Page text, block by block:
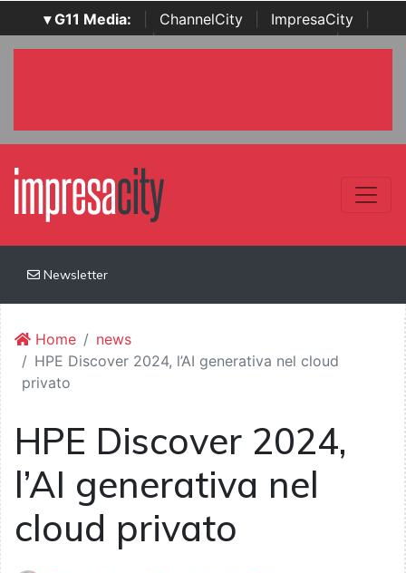
▾ G11 Media: ChannelCity ImpresaCity
SecurityOpenLab | Italian Channel Awards | Italian
Newsletter
Home
news
HPE Discover 2024, l’AI generativa nel cloud
privato
HPE Discover 2024,
l’AI generativa nel
cloud privato